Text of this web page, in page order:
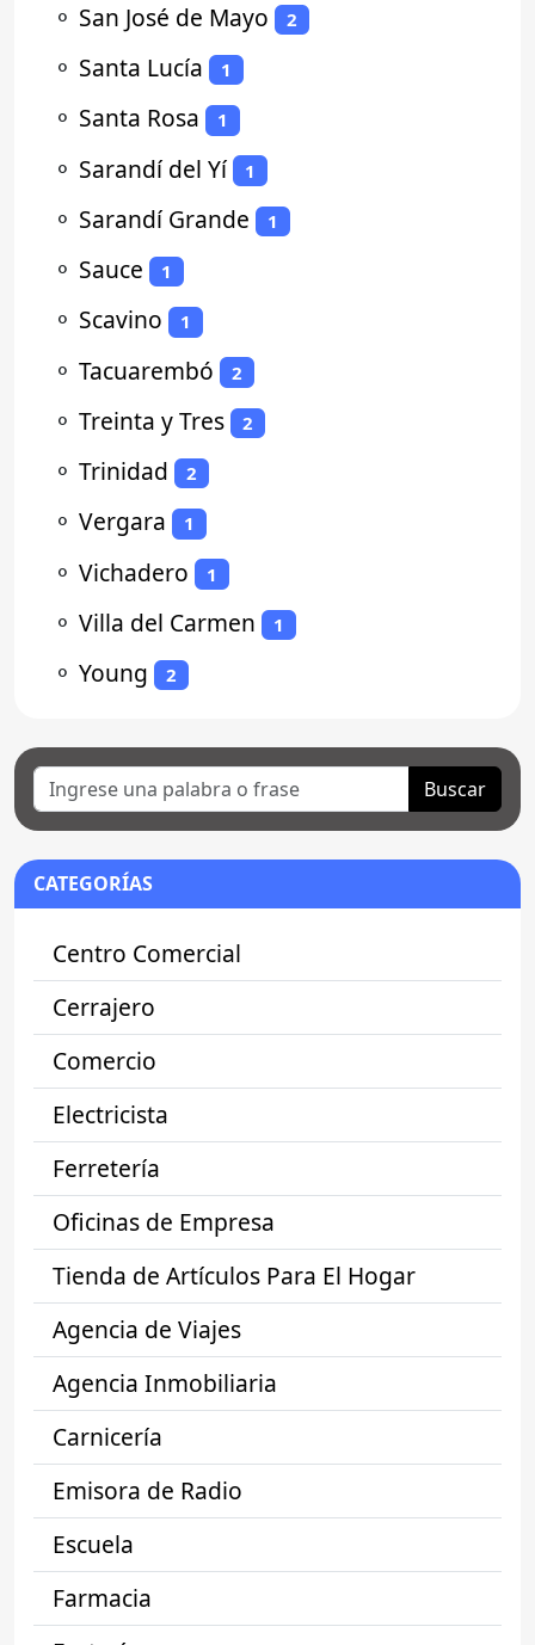
⚬ San José de Mayo 2
⚬ Santa Lucía 1
⚬ Santa Rosa 1
⚬ Sarandí del Yí 1
⚬ Sarandí Grande 1
⚬ Sauce 1
⚬ Scavino 1
⚬ Tacuarembó 2
⚬ Treinta y Tres 2
⚬ Trinidad 2
⚬ Vergara 1
⚬ Vichadero 1
⚬ Villa del Carmen 1
⚬ Young 2
Buscar
CATEGORÍAS
Centro Comercial
Cerrajero
Comercio
Electricista
Ferretería
Oficinas de Empresa
Tienda de Artículos Para El Hogar
Agencia de Viajes
Agencia Inmobiliaria
Carnicería
Emisora de Radio
Escuela
Farmacia